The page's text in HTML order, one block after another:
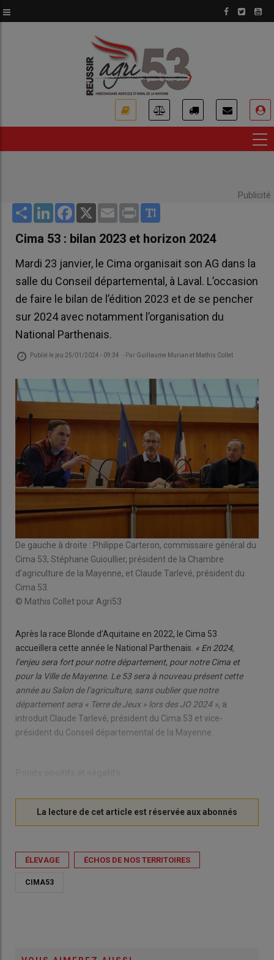
au
Publicité
Share LinkedInFacebook
X Email Print
Cima 53 : bilan 2023 et horizon 2024
Mardi 23 janvier, le Cima organisait son AG dans la
salle du Conseil départemental, à Laval. L’occasion
de faire le bilan de l’édition 2023 et de se pencher
sur 2024 avec notamment l’organisation du
National Parthenais.
Publié le jeu 25/01/2024 - 09:34 - Par Guillaume Murian et Mathis Collet
De gauche à droite : Philippe Carteron, commissaire général du
Cima 53, Stéphane Guioullier, président de la Chambre
d’agriculture de la Mayenne, et Claude Tarlevé, président du
Cima 53.
© Mathis Collet pour Agri53
Après la race Blonde d’Aquitaine en 2022, le Cima 53
accueillera cette année le National Parthenais. « En 2024,
l’enjeu sera fort pour notre département, pour notre Cima et
pour la Ville de Mayenne. Le 53 sera à nouveau présent cette
année au Salon de l’agriculture, sans oublier que notre
département sera « Terre de Jeux » lors des JO 2024 », a
introduit Claude Tarlevé, président du Cima 53 et vice-
président du Conseil départemental de la Mayenne.
ÉLEVAGE ÉCHOS DE NOS TERRITOIRES
CIMA53